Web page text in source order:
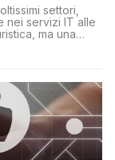
settori,
nei servizi IT alle
ma una
significativo in